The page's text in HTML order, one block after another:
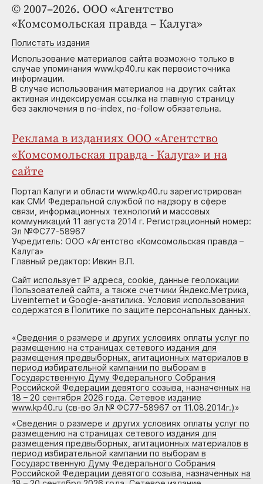
© 2007–2026. ООО «Агентство
«Комсомольская правда – Калуга»
Полистать издания
Использование материалов сайта возможно только в
случае упоминания www.kp40.ru как первоисточника
информации.
В случае использования материалов на других сайтах
активная индексируемая ссылка на главную страницу
без заключения в no-index, no-follow обязательна.
Реклама в изданиях ООО «Агентство
«Комсомольская правда - Калуга» и на
сайте
Портал Калуги и области www.kp40.ru зарегистрирован
как СМИ Федеральной службой по надзору в сфере
связи, информационных технологий и массовых
коммуникаций 11 августа 2014 г. Регистрационный номер:
Эл №ФС77-58967
Учредитель: ООО «Агентство «Комсомольская правда –
Калуга»
Главный редактор: Ивкин В.П.
Сайт использует IP адреса, cookie, данные геолокации
Пользователей сайта, а также счетчики Яндекс.Метрика,
Liveinternet и Google-анатилика. Условия использования
содержатся в Политике по защите персональных данных.
«Сведения о размере и других условиях оплаты услуг по
размещению на страницах сетевого издания для
размещения предвыборных, агитационных материалов в
период избирательной кампании по выборам в
Государственную Думу Федерального Собрания
Российской Федерации девятого созыва, назначенных на
18 – 20 сентября 2026 года. Сетевое издание
www.kp40.ru (св-во Эл № ФС77-58967 от 11.08.2014г.)»
«Сведения о размере и других условиях оплаты услуг по
размещению на страницах сетевого издания для
размещения предвыборных, агитационных материалов в
период избирательной кампании по выборам в
Государственную Думу Федерального Собрания
Российской Федерации девятого созыва, назначенных на